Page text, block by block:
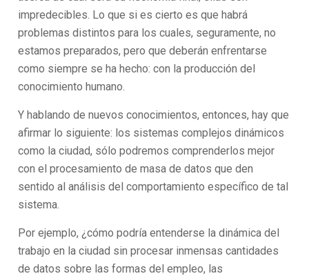
impredecibles. Lo que si es cierto es que habrá
problemas distintos para los cuales, seguramente, no
estamos preparados, pero que deberán enfrentarse
como siempre se ha hecho: con la producción del
conocimiento humano.
Y hablando de nuevos conocimientos, entonces, hay que
afirmar lo siguiente: los sistemas complejos dinámicos
como la ciudad, sólo podremos comprenderlos mejor
con el procesamiento de masa de datos que den
sentido al análisis del comportamiento específico de tal
sistema.
Por ejemplo, ¿cómo podría entenderse la dinámica del
trabajo en la ciudad sin procesar inmensas cantidades
de datos sobre las formas del empleo, las